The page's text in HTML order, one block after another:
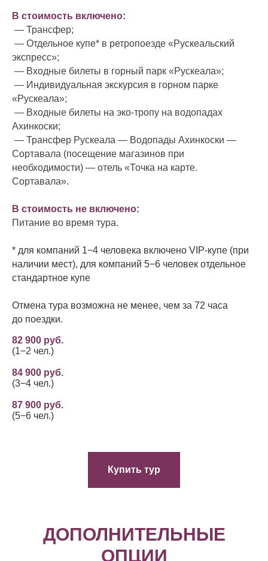
В стоимость включено:
— Трансфер;
— Отдельное купе* в ретропоезде «Рускеальский
экспресс»;
— Входные билеты в горный парк «Рускеала»;
— Индивидуальная экскурсия в горном парке
«Рускеала»;
— Входные билеты на эко-тропу на водопадах
Ахинкоски;
— Трансфер Рускеала — Водопады Ахинкоски —
Сортавала (посещение магазинов при
необходимости) — отель «Точка на карте.
Сортавала».
В стоимость не включено:
Питание во время тура.
* для компаний 1−4 человека включено VIP-купе (при
наличии мест), для компаний 5−6 человек отдельное
стандартное купе
Отмена тура возможна не менее, чем за 72 часа
до поездки.
82 900 руб.
(1−2 чел.)
84 900 руб.
(3−4 чел.)
87 900 руб.
(5−6 чел.)
Купить тур
ДОПОЛНИТЕЛЬНЫЕ
ОПЦИИ